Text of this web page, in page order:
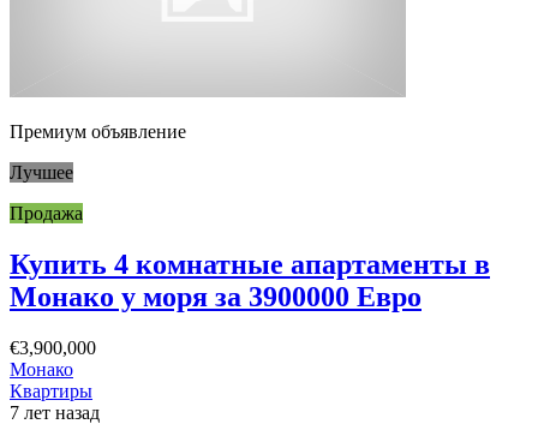
Премиум объявление
Лучшее
Продажа
Купить 4 комнатные апартаменты в
Монако у моря за 3900000 Евро
€3,900,000
Монако
Квартиры
7 лет назад